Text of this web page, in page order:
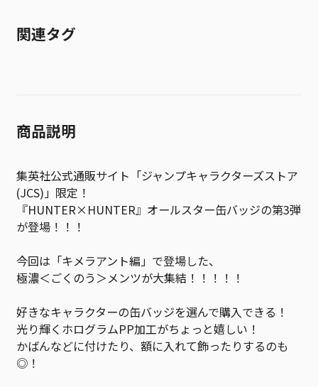
関連タグ
商品説明
集英社公式通販サイト「ジャンプキャラクターズストア
(JCS)」限定！
『HUNTER×HUNTER』オールスター缶バッジの第3弾
が登場！！！
今回は「キメラアント編」で登場した、
極濃＜ごくのう＞メンツが大集結！！！！！
好きなキャラクターの缶バッジを選んで購入できる！
光り輝くホログラムPP加工がちょっと嬉しい！
かばんなどに付けたり、額に入れて飾ったりするのも
◎！